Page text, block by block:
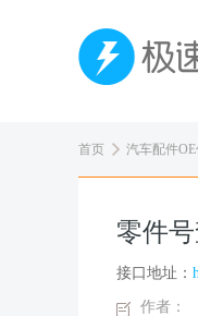
首页 汽车配件
零件
接口地址：
作者：